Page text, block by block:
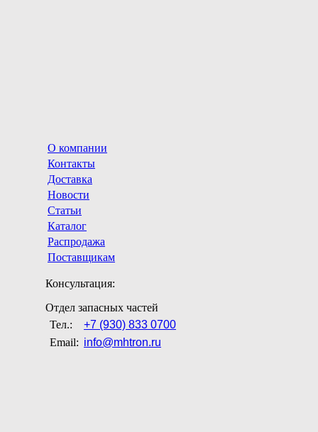
О компании
Контакты
Доставка
Новости
Статьи
Каталог
Распродажа
Поставщикам
Консультация:
Отдел запасных частей
Тел.:
+7 (930) 833 0700
Email: info@mhtron.ru